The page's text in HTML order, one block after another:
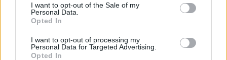
I want to opt-out of the Sale of my
Personal Data.
Opted In
I want to opt-out of processing my
Personal Data for Targeted Advertising.
Opted In